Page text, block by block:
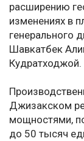
расширению
изменениях в
генерального
Шавкатбек
Кудратходжой.
Джизакском
мощностями,
до 50 тысяч